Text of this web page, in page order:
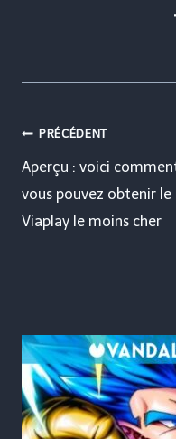
Navigation
de
l’article
PRÉCÉDENT
Aperçu : voici
vous pouvez obtenir le
Viaplay le moins cher